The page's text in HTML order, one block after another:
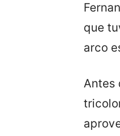
que
arco
Antes